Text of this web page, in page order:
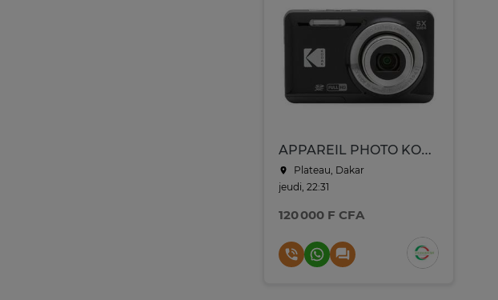
APPAREIL PHOTO KODAK FZ55 16MP avec zoom 25x
Plateau, Dakar
jeudi, 22:31
120 000 F CFA